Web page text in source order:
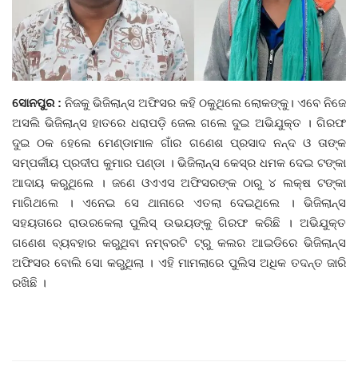
ଦେଶ ବିଦେଶ
ପ୍ରଶାସନ ଖବର
ଜିଲ୍ଲା
ଆପଣଙ୍କ କଲମରୁ
ମହାନଗର
ଅପରାଧ
ଖେଳ ଖବର
ସୋନପୁର :ନିଜକୁ ଭିଜିଲାନ୍ସ ଅଫିସର କହି ଠକୁଥିଲେ ଲୋକଙ୍କୁ। ଏବେ ନିଜେ
ଅସଲି ଭିଜିଲାନ୍ସ ହାତରେ ଧରାପଡ଼ି ଜେଲ ଗଲେ ଦୁଇ ଅଭିଯୁକ୍ତ । ଗିରଫ
ଦୁଇ ଠକ ହେଲେ ମେଣ୍ଡାମାଳ ଗାଁର ଗଣେଶ ପ୍ରସାଦ ନନ୍ଦ ଓ ତାଙ୍କ
ସମ୍ପର୍କୀୟ ପ୍ରଦୀପ କୁମାର ପଣ୍ଡା । ଭିଜିଲାନ୍ସ କେସ୍‌ର ଧମକ ଦେଇ ଟଙ୍କା
ଆଦାୟ କରୁଥିଲେ । ଜଣେ ଓଏଏସ ଅଫିସରଙ୍କ ଠାରୁ ୪ ଲକ୍ଷ ଟଙ୍କା
ମାଗିଥଲେ । ଏନେଇ ସେ ଥାନାରେ ଏତଲା ଦେଇଥିଲେ । ଭିଜିଲାନ୍ସ
ସହୟତାରେ ରାଉରକେଲା ପୁଲିସ୍‌ ଉଭୟଙ୍କୁ ଗିରଫ କରିଛି । ଅଭିଯୁକ୍ତ
ଗଣେଶ ବ୍ୟବହାର କରୁଥିବା ନମ୍ବରଟି ଟ୍ରୁ କଲର ଆଇଡିରେ ଭିଜିଲାନ୍ସ
ଅଫିସର ବୋଲି ସୋ କରୁଥିଲା । ଏହି ମାମଲାରେ ପୁଲିସ ଅଧିକ ତଦନ୍ତ ଜାରି
ରଖିଛି ।